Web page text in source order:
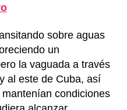
sobre aguas
un
la vaguada a través
al este de Cuba, así
condiciones